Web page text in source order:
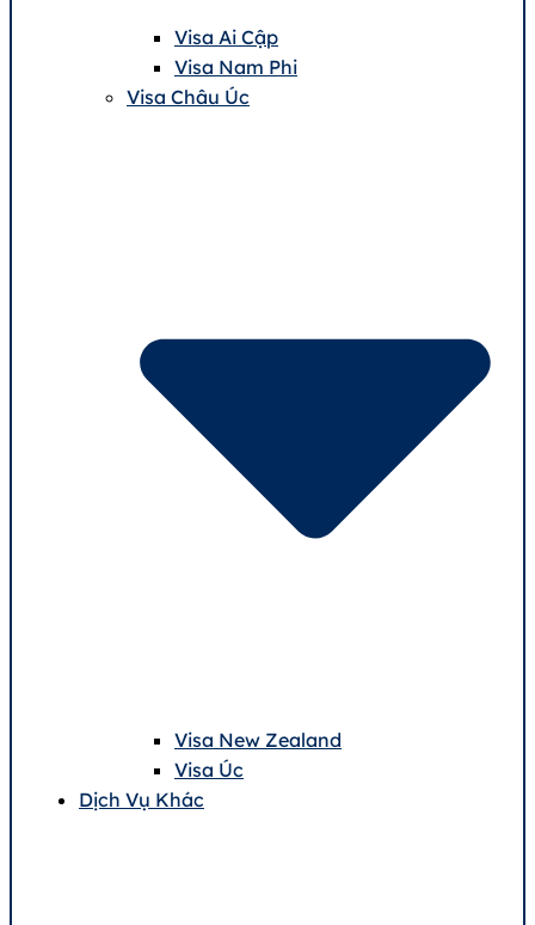
Visa Ai Cập
Visa Nam Phi
Visa Châu Úc
Visa New Zealand
Visa Úc
Dịch Vụ Khác